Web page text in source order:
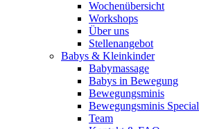
Wochenübersicht
Workshops
Über uns
Stellenangebot
Babys & Kleinkinder
Babymassage
Babys in Bewegung
Bewegungsminis
Bewegungsminis Special
Team